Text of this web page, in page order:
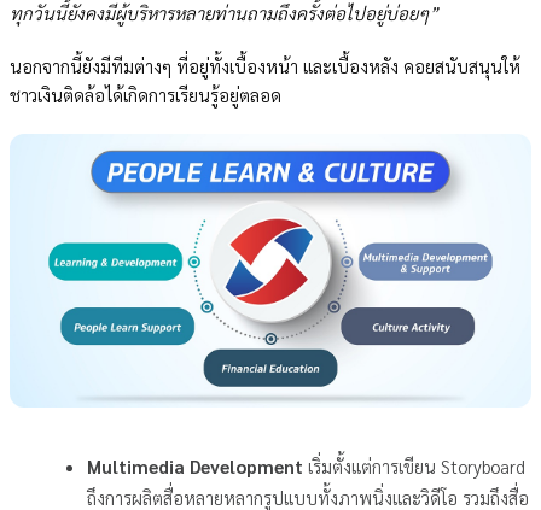
ทุกวันนี้ยังคงมีผู้บริหารหลายท่านถามถึงครั้งต่อไปอยู่บ่อยๆ”
นอกจากนี้ยังมีทีมต่างๆ ที่อยู่ทั้งเบื้องหน้า และเบื้องหลัง คอยสนับสนุนให้
ชาวเงินติดล้อได้เกิดการเรียนรู้อยู่ตลอด
Multimedia Development เริ่มตั้งแต่การเขียน Storyboard
ถึงการผลิตสื่อหลายหลากรูปแบบทั้งภาพนิ่งและวิดีโอ รวมถึงสื่อ